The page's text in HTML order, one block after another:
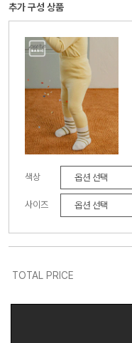
추가 구성 상품
색상
사이즈
TOTAL PRICE